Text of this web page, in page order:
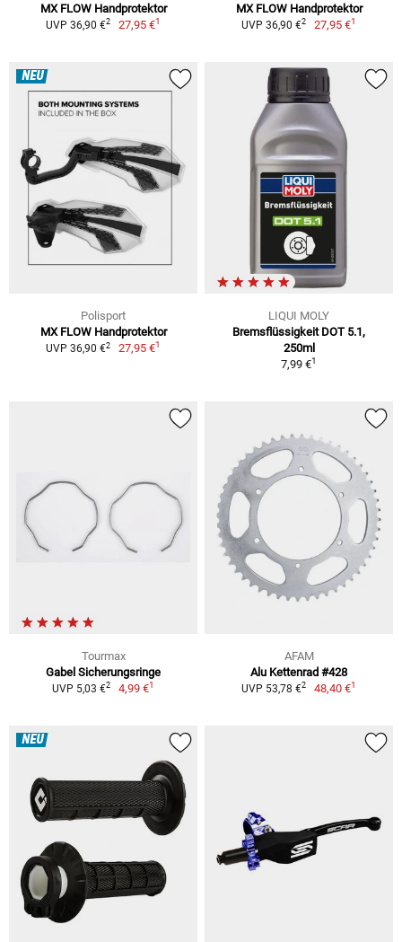
MX FLOW Handprotektor
UVP 36,90 €2 27,95 €1
MX FLOW Handprotektor
UVP 36,90 €2 27,95 €1
NEU
Polisport
MX FLOW Handprotektor
UVP 36,90 €2 27,95 €1
LIQUI MOLY
Bremsflüssigkeit DOT 5.1,
250ml
7,99 €1
Tourmax
Gabel Sicherungsringe
UVP 5,03 €2 4,99 €1
AFAM
Alu Kettenrad #428
UVP 53,78 €2 48,40 €1
NEU